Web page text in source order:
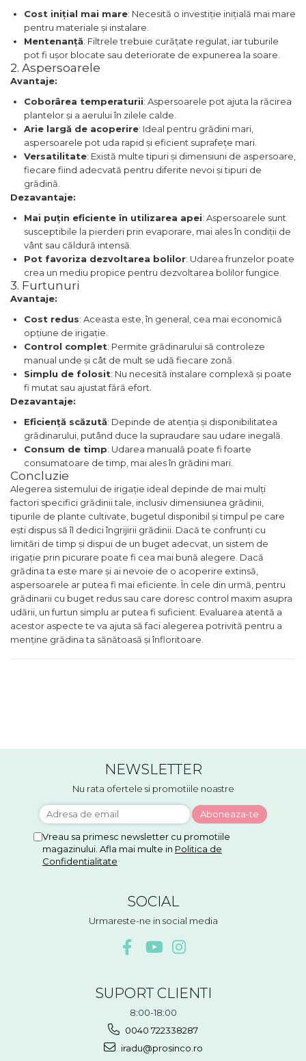
Cost inițial mai mare: Necesită o investiție inițială mai mare
pentru materiale și instalare.
Mentenanță: Filtrele trebuie curățate regulat, iar tuburile
pot fi ușor blocate sau deteriorate de expunerea la soare.
2. Aspersoarele
Avantaje:
Coborârea temperaturii: Aspersoarele pot ajuta la răcirea
plantelor și a aerului în zilele calde.
Arie largă de acoperire: Ideal pentru grădini mari,
aspersoarele pot uda rapid și eficient suprafețe mari.
Versatilitate: Există multe tipuri și dimensiuni de aspersoare,
fiecare fiind adecvată pentru diferite nevoi și tipuri de
grădină.
Dezavantaje:
Mai puțin eficiente în utilizarea apei: Aspersoarele sunt
susceptibile la pierderi prin evaporare, mai ales în condiții de
vânt sau căldură intensă.
Pot favoriza dezvoltarea bolilor: Udarea frunzelor poate
crea un mediu propice pentru dezvoltarea bolilor fungice.
3. Furtunuri
Avantaje:
Cost redus: Aceasta este, în general, cea mai economică
opțiune de irigație.
Control complet: Permite grădinarului să controleze
manual unde și cât de mult se udă fiecare zonă.
Simplu de folosit: Nu necesită instalare complexă și poate
fi mutat sau ajustat fără efort.
Dezavantaje:
Eficiență scăzută: Depinde de atenția și disponibilitatea
grădinarului, putând duce la supraudare sau udare inegală.
Consum de timp: Udarea manuală poate fi foarte
consumatoare de timp, mai ales în grădini mari.
Concluzie
Alegerea sistemului de irigație ideal depinde de mai mulți
factori specifici grădinii tale, inclusiv dimensiunea grădinii,
tipurile de plante cultivate, bugetul disponibil și timpul pe care
ești dispus să îl dedici îngrijirii grădinii. Dacă te confrunți cu
limitări de timp și dispui de un buget adecvat, un sistem de
irigație prin picurare poate fi cea mai bună alegere. Dacă
grădina ta este mare și ai nevoie de o acoperire extinsă,
aspersoarele ar putea fi mai eficiente. În cele din urmă, pentru
grădinarii cu buget redus sau care doresc control maxim asupra
udării, un furtun simplu ar putea fi suficient. Evaluarea atentă a
acestor aspecte te va ajuta să faci alegerea potrivită pentru a
menține grădina ta sănătoasă și înfloritoare.
NEWSLETTER
Nu rata ofertele si promotiile noastre
Vreau sa primesc newsletter cu promotiile
magazinului. Afla mai multe in Politica de
Confidentialitate
SOCIAL
Urmareste-ne in social media
SUPORT CLIENTI
8:00-18:00
0040 722338287
iradu@prosinco.ro